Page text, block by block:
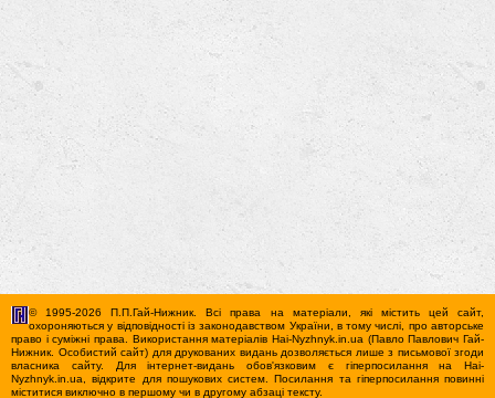
© 1995-2026 П.П.Гай-Нижник. Всі права на матеріали, які містить цей сайт,
охороняються у відповідності із законодавством України, в тому числі, про авторське
право і суміжні права. Використання матерiалiв Hai-Nyzhnyk.in.ua (Павло Павлович Гай-
Нижник. Особистий сайт) для друкованих видань дозволяється лише з письмової згоди
власника сайту. Для iнтернет-видань обов'язковим є гiперпосилання на Hai-
Nyzhnyk.in.ua, відкрите для пошукових систем. Посилання та гіперпосилання повинні
міститися виключно в першому чи в другому абзаці тексту.